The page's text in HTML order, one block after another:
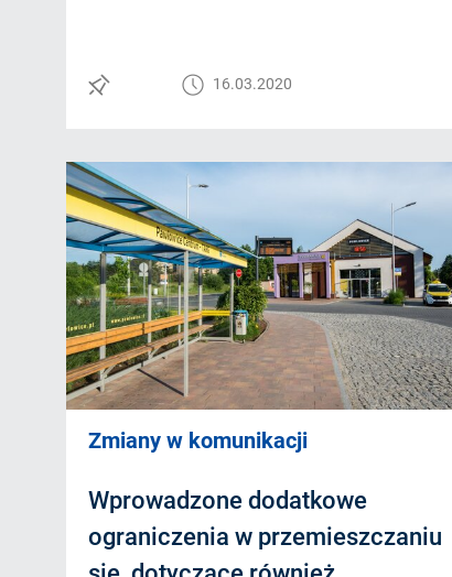
16.03.2020
Zmiany w komunikacji
Wprowadzone dodatkowe
ograniczenia w przemieszczaniu